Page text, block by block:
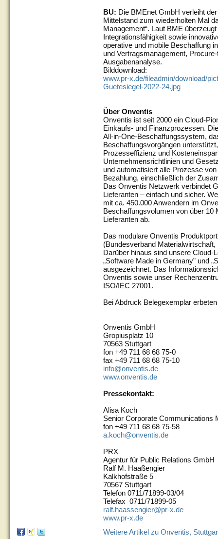
BU: Die BMEnet GmbH verleiht
Mittelstand zum wiederholten Mal
Management“. Laut BME
Integrationsfähigkeit sowie
operative und mobile Beschaffung
und Vertragsmanagement,
Ausgabenanalyse.
Bilddownload:
www.pr-x.de/fileadmin/download/
Guetesiegel-2022-24.jpg
Über Onventis
Onventis ist seit 2000 ein Cloud-
Einkaufs- und Finanzprozessen.
All-in-One-Beschaffungssystem,
Beschaffungsvorgängen
Prozesseffizienz und
Unternehmensrichtlinien und
und automatisiert alle Prozesse
Bezahlung, einschließlich der
Das Onventis Netzwerk verbindet
Lieferanten – einfach und sicher.
mit ca. 450.000 Anwendern im
Beschaffungsvolumen von über 10
Lieferanten ab.
Das modulare Onventis
(Bundesverband
Darüber hinaus sind unsere Cloud-
„Software Made in Germany” und
ausgezeichnet. Das
Onventis sowie unser
ISO/IEC 27001.
Bei Abdruck Belegexemplar erbeten
Onventis GmbH
Gropiusplatz 10
70563 Stuttgart
fon +49 711 68 68 75-0
fax +49 711 68 68 75-10
info@onventis.de
www.onventis.de
Pressekontakt:
Alisa Koch
Senior Corporate Communications
fon +49 711 68 68 75-58
a.koch@onventis.de
PRX
Agentur für Public Relations GmbH
Ralf M. Haaßengier
Kalkhofstraße 5
70567 Stuttgart
Telefon 0711/71899-03/04
Telefax 0711/71899-05
ralf.haassengier@pr-x.de
www.pr-x.de
Weitere Artikel zu Onventis,